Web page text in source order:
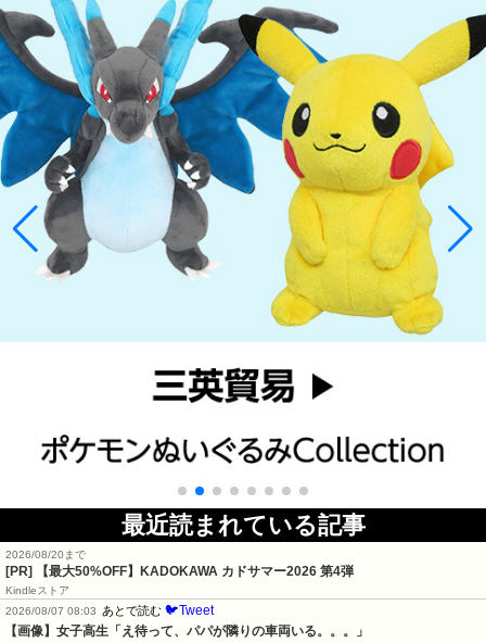
最近読まれている記事
2026/08/20まで
[PR] 【最大50%OFF】KADOKAWA カドサマー2026 第4弾
Kindleストア
2026/08/07 08:03
あとで読む 🐦Tweet
【画像】女子高生「え待って、パパが隣りの車両いる。。。」